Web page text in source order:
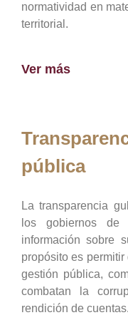
normatividad en
territorial.
Ver más
pública
La transparencia
los gobiernos
información sobre
propósito es
gestión pública,
combatan la
rendición de cuentas.